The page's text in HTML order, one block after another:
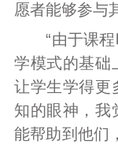
愿者能够参与
“由于课程
学模式的基础
让学生学得更
知的眼神，我
能帮助到他们